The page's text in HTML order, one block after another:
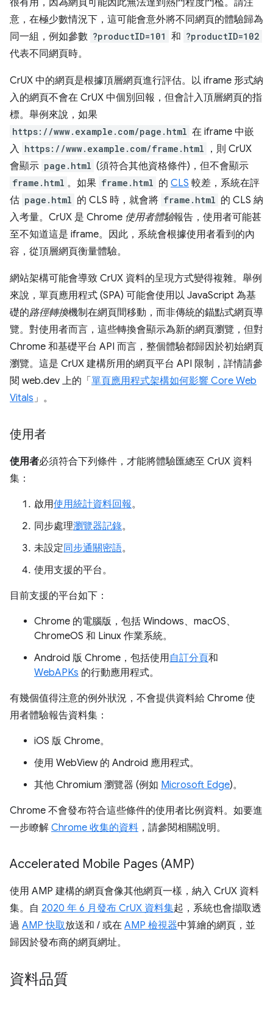
很有用，因為網頁可能因此無法達到熱門程度門檻。請注
意，在極少數情況下，這可能會意外將不同網頁的體驗歸為
同一組，例如參數 ?productID=101 和 ?productID=102
代表不同網頁時。
CrUX 中的網頁是根據頂層網頁進行評估。以 iframe 形式納
入的網頁不會在 CrUX 中個別回報，但會計入頂層網頁的指
標。舉例來說，如果
https://www.example.com/page.html 在 iframe 中嵌
入 https://www.example.com/frame.html
，則 CrUX
會顯示 page.html (須符合其他資格條件)，但不會顯示
frame.html 。 如果 frame.html 的 CLS 較差，系統在評
估 page.html 的 CLS 時，就會將 frame.html 的 CLS 納
入考量。CrUX 是 Chrome 使用者體驗報告，使用者可能甚
至不知道這是 iframe。因此，系統會根據使用者看到的內
容，從頂層網頁衡量體驗。
網站架構可能會導致 CrUX 資料的呈現方式變得複雜。舉例
來說，單頁應用程式 (SPA) 可能會使用以 JavaScript 為基
礎的路徑轉換機制在網頁間移動，而非傳統的錨點式網頁導
覽。對使用者而言，這些轉換會顯示為新的網頁瀏覽，但對
Chrome 和基礎平台 API 而言，整個體驗都歸因於初始網頁
瀏覽。這是 CrUX 建構所用的網頁平台 API 限制，詳情請參
閱 web.dev 上的「 單頁應用程式架構如何影響 Core Web
Vitals」。
使用者
使用者必須符合下列條件，才能將體驗匯總至 CrUX 資料
集：
啟用使用統計資料回報。
同步處理瀏覽器記錄。
未設定同步通關密語。
使用支援的平台。
目前支援的平台如下：
Chrome 的電腦版，包括 Windows、macOS、
ChromeOS 和 Linux 作業系統。
Android 版 Chrome，包括使用自訂分頁和
WebAPKs 的行動應用程式。
有幾個值得注意的例外狀況，不會提供資料給 Chrome 使
用者體驗報告資料集：
iOS 版 Chrome。
使用 WebView 的 Android 應用程式。
其他 Chromium 瀏覽器 (例如 Microsoft Edge)。
Chrome 不會發布符合這些條件的使用者比例資料。如要進
一步瞭解 Chrome 收集的資料 ，請參閱相關說明。
Accelerated Mobile Pages (AMP)
使用 AMP 建構的網頁會像其他網頁一樣，納入 CrUX 資料
集。自 2020 年 6 月發布 CrUX 資料集起，系統也會擷取透
過 AMP 快取放送和 / 或在 AMP 檢視器中算繪的網頁，並
歸因於發布商的網頁網址。
資料品質